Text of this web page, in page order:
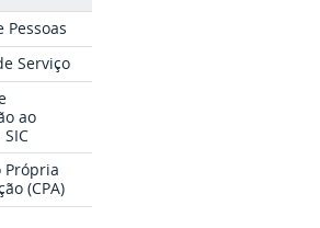
Pessoas
Serviço
ao
Própria
(CPA)